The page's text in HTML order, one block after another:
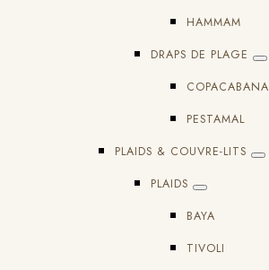
HAMMAM
DRAPS DE PLAGE
COPACABANA
PESTAMAL
PLAIDS & COUVRE-LITS
PLAIDS
BAYA
TIVOLI